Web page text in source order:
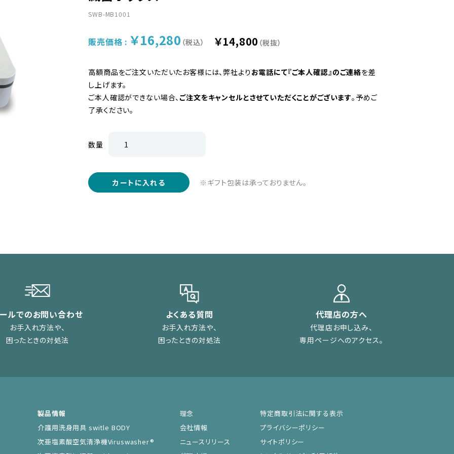
SWB-MB1001
販売価格 : ￥16,280 （税込） ￥14,800 （税抜）
高額商品をご注文いただいたお客様には、弊社より お電話にて『ご本人確認』のご連絡を差
し上げます。
ご本人確認ができない場合、 ご注文をキャンセルとさせていただくことがございます。予めご
了承ください。
数量
カートに入れる ※ギフト包装は承っておりません。
ルでのお問い合わせ
お手入れ方法や、
困ったときの対処法
よくある質問
お手入れ方法や、
困ったときの対処法
代理店の方へ
代理店お申し込み、
専用ページへのアクセス。
製品情報
介護用洗身用具 switle BODY
次亜塩素酸空気清浄機Viruswasher®︎
理念
会社情報
ニュースリリース
特定商取引法に関する表示
プライバシーポリシー
サイトポリシー